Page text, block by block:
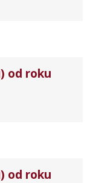
od roku
od roku